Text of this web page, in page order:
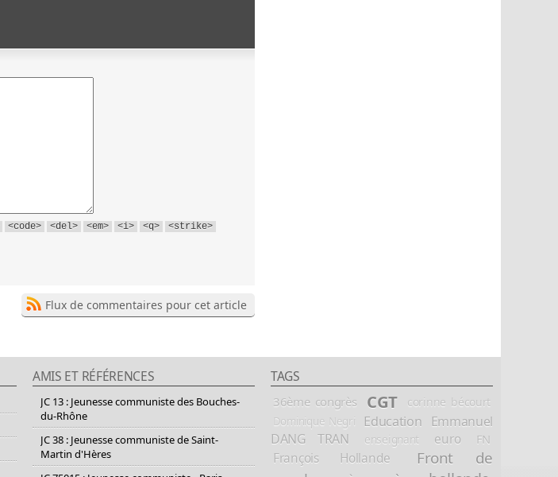
<code> <del> <em> <i> <q>
<strike>
Flux de commentaires pour cet article
AMIS ET RÉFÉRENCES
JC 13 : Jeunesse communiste des Bouches-
du-Rhône
JC 38 : Jeunesse communiste de Saint-
Martin d'Hères
TAGS
36ème congrès CGT corinne bécourt
Dominique Negri Education
Emmanuel
DANG TRAN
enseignant euro FN
François Hollande
Front de